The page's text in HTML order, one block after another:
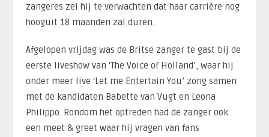
zangeres zei hij te verwachten dat haar carrière nog
hooguit 18 maanden zal duren.
Afgelopen vrijdag was de Britse zanger te gast bij de
eerste liveshow van ‘The Voice of Holland’, waar hij
onder meer live ‘Let me Entertain You’ zong samen
met de kandidaten Babette van Vugt en Leona
Philippo. Rondom het optreden had de zanger ook
een meet & greet waar hij vragen van fans